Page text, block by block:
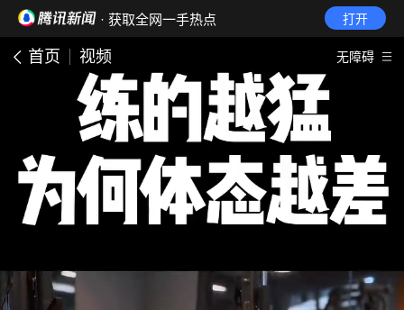
· 获取全网一手热点 打开
首页 视频 无障碍